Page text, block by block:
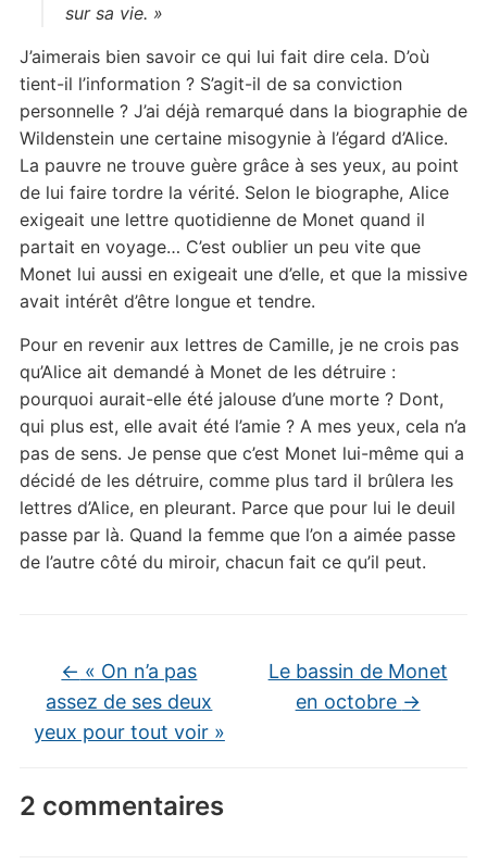
sur sa vie. »
J’aimerais bien savoir ce qui lui fait dire cela. D’où
tient-il l’information ? S’agit-il de sa conviction
personnelle ? J’ai déjà remarqué dans la biographie de
Wildenstein une certaine misogynie à l’égard d’Alice.
La pauvre ne trouve guère grâce à ses yeux, au point
de lui faire tordre la vérité. Selon le biographe, Alice
exigeait une lettre quotidienne de Monet quand il
partait en voyage… C’est oublier un peu vite que
Monet lui aussi en exigeait une d’elle, et que la missive
avait intérêt d’être longue et tendre.
Pour en revenir aux lettres de Camille, je ne crois pas
qu’Alice ait demandé à Monet de les détruire :
pourquoi aurait-elle été jalouse d’une morte ? Dont,
qui plus est, elle avait été l’amie ? A mes yeux, cela n’a
pas de sens. Je pense que c’est Monet lui-même qui a
décidé de les détruire, comme plus tard il brûlera les
lettres d’Alice, en pleurant. Parce que pour lui le deuil
passe par là. Quand la femme que l’on a aimée passe
de l’autre côté du miroir, chacun fait ce qu’il peut.
← « On n’a pas
assez de ses deux
yeux pour tout voir »
Le bassin de Monet
en octobre →
2 commentaires